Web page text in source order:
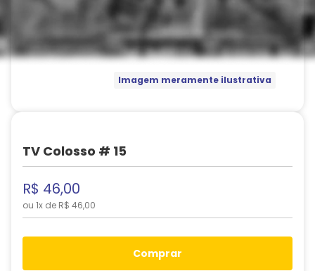
Imagem meramente ilustrativa
TV Colosso # 15
R$ 46,00
ou 1x de R$ 46,00
comprar